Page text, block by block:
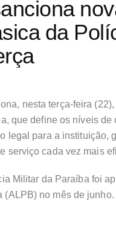
da
nesta terça-feira
que define os níveis de
legal para a instituição,
serviço cada vez mais
Militar da Paraíba foi
no mês de junho.